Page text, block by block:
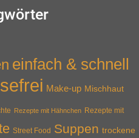
einfach & schnell
Make-up Mischhaut
Rezepte mit Hähnchen Rezepte mit
Street Food Suppen trockene